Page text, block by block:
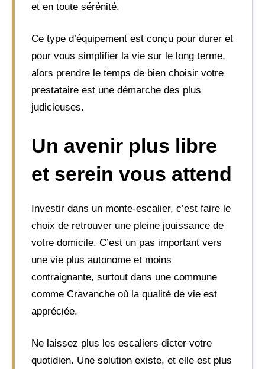
et en toute sérénité.
Ce type d’équipement est conçu pour durer et
pour vous simplifier la vie sur le long terme,
alors prendre le temps de bien choisir votre
prestataire est une démarche des plus
judicieuses.
Un avenir plus libre
et serein vous attend
Investir dans un monte-escalier, c’est faire le
choix de retrouver une pleine jouissance de
votre domicile. C’est un pas important vers
une vie plus autonome et moins
contraignante, surtout dans une commune
comme Cravanche où la qualité de vie est
appréciée.
Ne laissez plus les escaliers dicter votre
quotidien. Une solution existe, et elle est plus